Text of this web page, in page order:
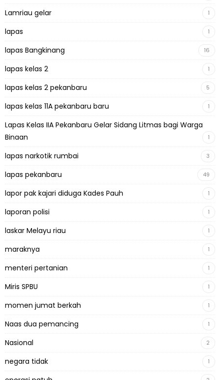
Lamriau gelar 1
lapas 1
lapas Bangkinang 16
lapas kelas 2 1
lapas kelas 2 pekanbaru 5
lapas kelas 11A pekanbaru baru 1
Lapas Kelas IIA Pekanbaru Gelar Sidang Litmas bagi Warga
Binaan
1
lapas narkotik rumbai 3
lapas pekanbaru 49
lapor pak kajari diduga Kades Pauh 1
laporan polisi 1
laskar Melayu riau 1
maraknya 1
menteri pertanian 1
Miris SPBU 1
momen jumat berkah 1
Naas dua pemancing 1
Nasional 2
negara tidak 1